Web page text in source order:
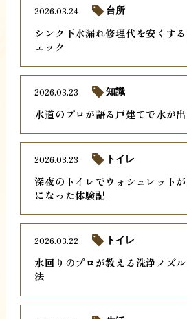
シンク下水漏れ修理代を安くす
ェック
2026.03.24 台所
水道のプロが語る戸建てで水が
2026.03.23 知識
深夜のトイレでウォシュレット
になった体験記
2026.03.23 トイレ
水回りのプロが教える洗浄ノズ
法
2026.03.22 トイレ